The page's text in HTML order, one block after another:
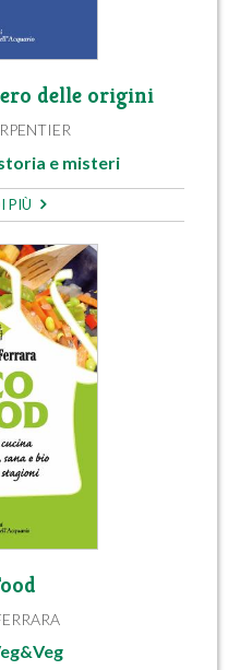
delle origini
e misteri
PIÙ